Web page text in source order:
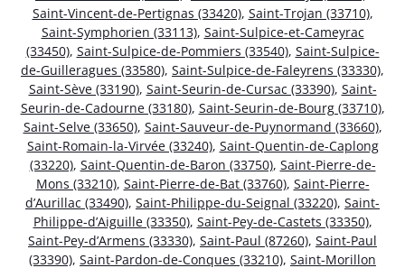
Saint-Vincent-de-Pertignas (33420), Saint-Trojan (33710),
Saint-Symphorien (33113), Saint-Sulpice-et-Cameyrac
(33450), Saint-Sulpice-de-Pommiers (33540), Saint-Sulpice-
de-Guilleragues (33580), Saint-Sulpice-de-Faleyrens (33330),
Saint-Sève (33190), Saint-Seurin-de-Cursac (33390), Saint-
Seurin-de-Cadourne (33180), Saint-Seurin-de-Bourg (33710),
Saint-Selve (33650), Saint-Sauveur-de-Puynormand (33660),
Saint-Romain-la-Virvée (33240), Saint-Quentin-de-Caplong
(33220), Saint-Quentin-de-Baron (33750), Saint-Pierre-de-
Mons (33210), Saint-Pierre-de-Bat (33760), Saint-Pierre-
d’Aurillac (33490), Saint-Philippe-du-Seignal (33220), Saint-
Philippe-d’Aiguille (33350), Saint-Pey-de-Castets (33350),
Saint-Pey-d’Armens (33330), Saint-Paul (87260), Saint-Paul
(33390), Saint-Pardon-de-Conques (33210), Saint-Morillon